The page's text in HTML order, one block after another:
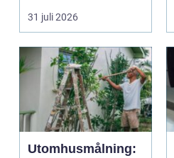
m...
31 juli 2026
Utomhusmålning: